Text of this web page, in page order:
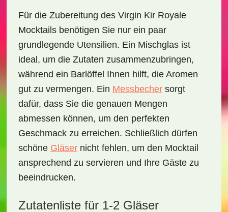
Für die Zubereitung des Virgin Kir Royale
Mocktailsbenötigen Sie nur ein paar
grundlegende Utensilien. Ein Mischglas ist
ideal, um die Zutaten zusammenzubringen,
während ein Barlöffel Ihnen hilft, die Aromen
gut zu vermengen. Ein Messbechersorgt
dafür, dass Sie die genauen Mengen
abmessen können, um den perfekten
Geschmack zu erreichen. Schließlich dürfen
schöne Gläsernicht fehlen, um den Mocktail
ansprechend zu servieren und Ihre Gäste zu
beeindrucken.
Zutatenliste für 1-2 Gläser